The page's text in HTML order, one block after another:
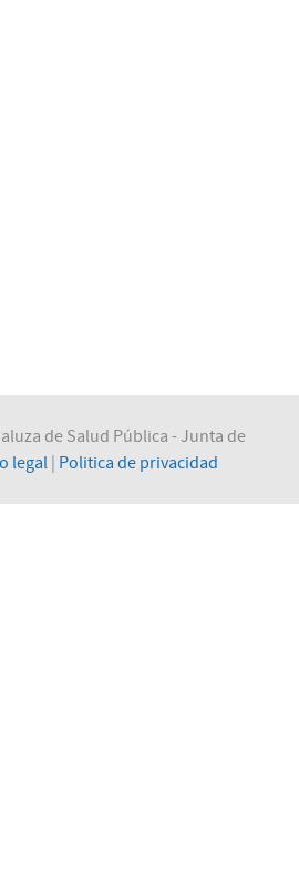
de Salud Pública - Junta de
legal| Politica de privacidad